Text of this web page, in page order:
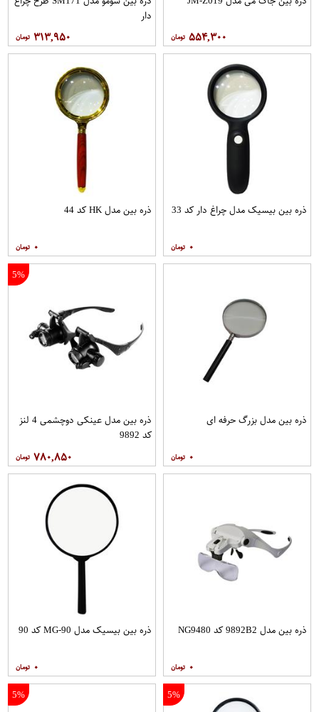
۵۵۴,۳۰۰
دار
۳۱۳,۹۵۰
ذره بین بیسیک مدل چراغ دار کد 33
۰
ذره بین مدل HK کد 44
۰
ذره بین مدل بزرگ حرفه ای
۰
5%
ذره بین مدل عینکی دوچشمی 4 لنز
کد 9892
۷۸۰,۸۵۰
ذره بین مدل 9892B2 کد NG9480
۰
ذره بین بیسیک مدل MG-90 کد 90
۰
5%
5%